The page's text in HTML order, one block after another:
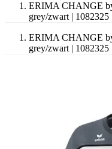
ERIMA CHANGE
grey/zwart | 1082325
ERIMA CHANGE
grey/zwart | 1082325